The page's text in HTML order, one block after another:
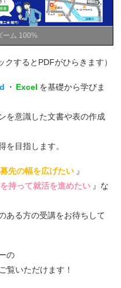
ーム 100%
クするとPDFがひらきます）
・ Excel を基礎から学びま
を意識した文書や表の作成
を目指します。
先の幅を広げたい 』
持って就活を進めたい 』な
ある方の受講をお待ちして
の
覧いただけます！